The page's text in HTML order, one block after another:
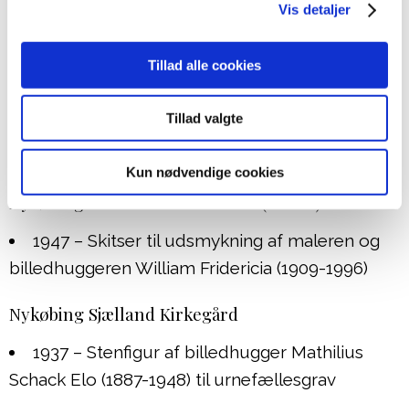
Vis detaljer
Tillad alle cookies
Tillad valgte
Kun nødvendige cookies
1941 – Muret søjle af billedhugger Mathilius
Schack Elo (1887-1948) til urnehave
Nykøbing Falster Kirkegård
1940 – Søjle af billedhugger Mathilius Schack
Elo (1887-1948) til urnefællesgrav
Nykøbing Falster Krematorium (lukket)
1947 – Skitser til udsmykning af maleren og
billedhuggeren William Fridericia (1909-1996)
Nykøbing Sjælland Kirkegård
1937 – Stenfigur af billedhugger Mathilius
Schack Elo (1887-1948) til urnefællesgrav